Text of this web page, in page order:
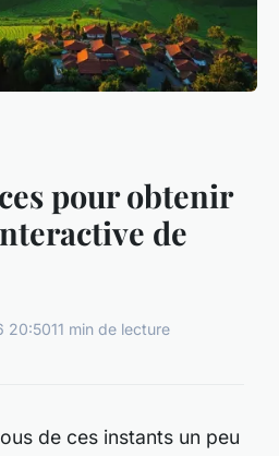
pour obtenir
de
20:5011 min de lecture
de ces instants un peu